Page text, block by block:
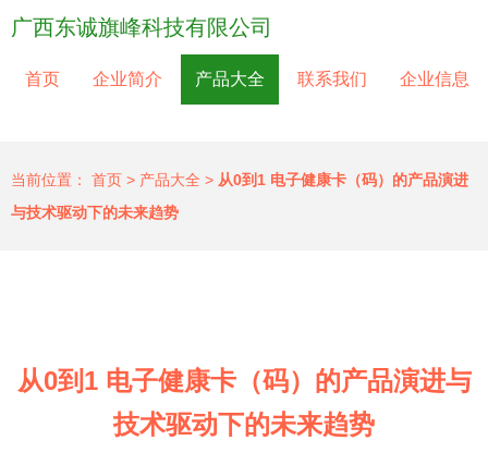
广西东诚旗峰科技有限公司
首页 企业简介 产品大全 联系我们 企业信息
当前位置： 首页 > 产品大全 > 从0到1 电子健康卡（码）的产品演进
与技术驱动下的未来趋势
从0到1 电子健康卡（码）的产品演进与
技术驱动下的未来趋势